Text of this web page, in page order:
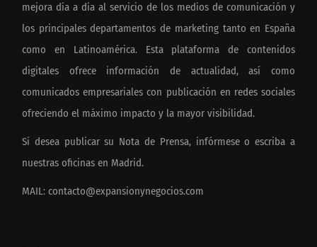
mejora día a día al servicio de los medios de comunicación y
los principales departamentos de marketing tanto en España
como en Latinoamérica. Esta plataforma de contenidos
digitales ofrece información de actualidad, así como
comunicados empresariales con publicación en redes sociales
ofreciendo el máximo impacto y la mayor visibilidad.
Si desea publicar su Nota de Prensa, infórmese o escriba a
nuestras oficinas en Madrid.
MAIL: contacto@expansionynegocios.com